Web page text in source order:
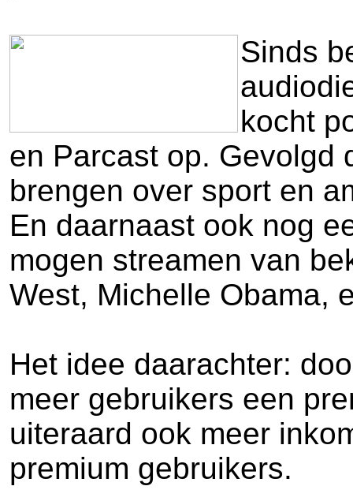
Sinds
kocht
en Parcast op. Gevolgd
brengen over sport en
En daarnaast ook nog
mogen streamen van
West, Michelle Obama,
Het idee daarachter:
meer gebruikers een
uiteraard ook meer
premium gebruikers.